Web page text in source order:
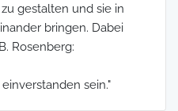
gestalten und sie in
bringen. Dabei
Rosenberg:
sein."